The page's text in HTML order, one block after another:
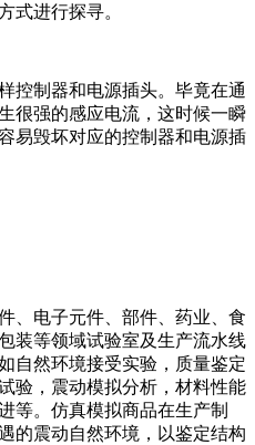
式进行探寻。
制器和电源插头。毕竟在通
很强的感应电流，这时候一瞬
易毁坏对应的控制器和电源插
电子元件、部件、药业、食
装等领域试验室及生产流水线
自然环境接受实验，质量鉴定
验，震动模拟分析，材料性能
等。仿真模拟商品在生产制
的震动自然环境，以鉴定结构